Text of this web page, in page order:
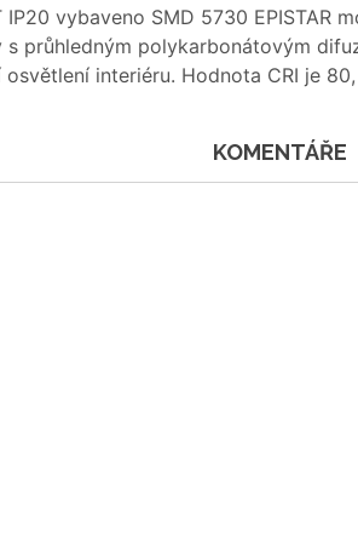
vybaveno SMD 5730 EPISTAR
průhledným polykarbonátovým
interiéru. Hodnota CRI je
KOMENTÁŘE